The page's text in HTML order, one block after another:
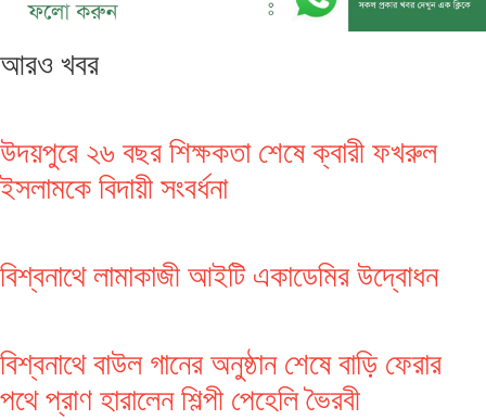
আরও খবর
উদয়পুরে ২৬ বছর শিক্ষকতা শেষে ক্বারী ফখরুল
ইসলামকে বিদায়ী সংবর্ধনা
বিশ্বনাথে লামাকাজী আইটি একাডেমির উদ্বোধন
বিশ্বনাথে বাউল গানের অনুষ্ঠান শেষে বাড়ি ফেরার
পথে প্রাণ হারালেন শিল্পী পেহেলি ভৈরবী